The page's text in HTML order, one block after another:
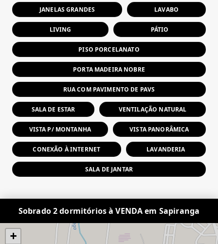
JANELAS GRANDES LAVABO
LIVING PÁTIO
PISO PORCELANATO
PORTA MADEIRA NOBRE
RUA COM PAVIMENTO DE PAVS
SALA DE ESTAR VENTILAÇÃO NATURAL
VISTA P/ MONTANHA VISTA PANORÂMICA
CONEXÃO À INTERNET LAVANDERIA
SALA DE JANTAR
Sobrado 2 dormitórios à VENDA em Sapiranga
+